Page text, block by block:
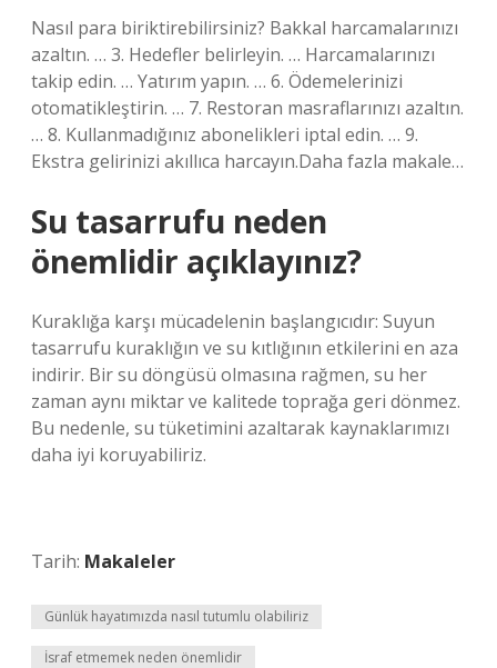
Nasıl para biriktirebilirsiniz? Bakkal harcamalarınızı
azaltın. … 3. Hedefler belirleyin. … Harcamalarınızı
takip edin. … Yatırım yapın. … 6. Ödemelerinizi
otomatikleştirin. … 7. Restoran masraflarınızı azaltın.
… 8. Kullanmadığınız abonelikleri iptal edin. … 9.
Ekstra gelirinizi akıllıca harcayın.Daha fazla makale…
Su tasarrufu neden
önemlidir açıklayınız?
Kuraklığa karşı mücadelenin başlangıcıdır: Suyun
tasarrufu kuraklığın ve su kıtlığının etkilerini en aza
indirir. Bir su döngüsü olmasına rağmen, su her
zaman aynı miktar ve kalitede toprağa geri dönmez.
Bu nedenle, su tüketimini azaltarak kaynaklarımızı
daha iyi koruyabiliriz.
Tarih: Makaleler
Günlük hayatımızda nasıl tutumlu olabiliriz
İsraf etmemek neden önemlidir